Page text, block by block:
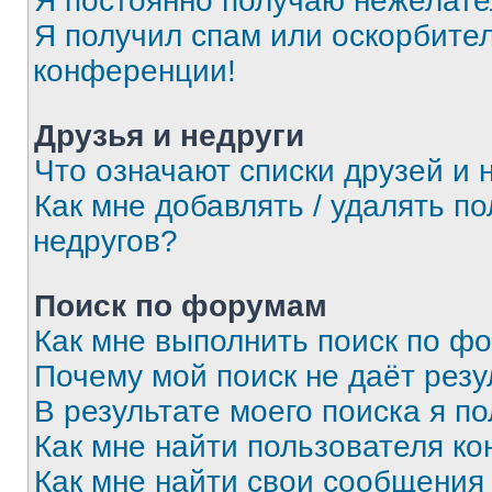
Я получил спам или
конференции!
Друзья и недруги
Что означают списки друзей и
Как мне добавлять / удалять
недругов?
Поиск по форумам
Как мне выполнить поиск по
Почему мой поиск не даёт
В результате моего поиска я
Как мне найти пользователя
Как мне найти свои